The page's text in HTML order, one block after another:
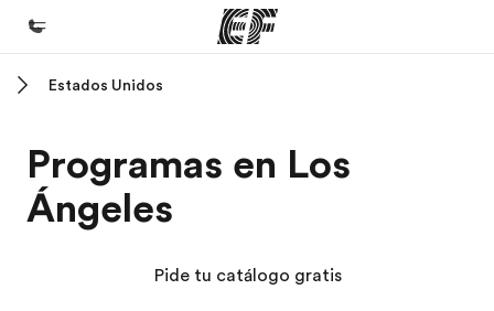
Programas
Ver todo lo que hacemos
Estados Unidos
Programas en Los
Ángeles
Pide tu catálogo gratis